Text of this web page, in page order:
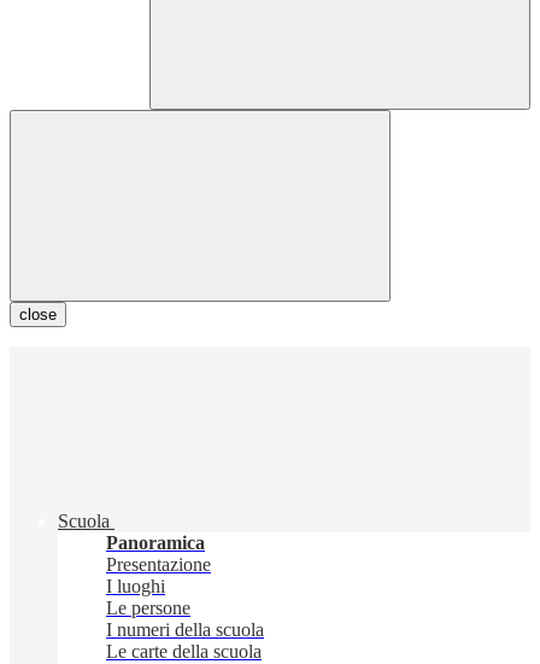
close
Scuola
Panoramica
Presentazione
I luoghi
Le persone
I numeri della scuola
Le carte della scuola